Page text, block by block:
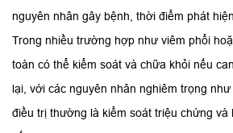
nguyên nhân gây bệnh, thời điểm phát
Trong nhiều trường hợp như viêm phổi
toàn có thể kiểm soát và chữa khỏi nếu
lại, với các nguyên nhân nghiêm trọng
điều trị thường là kiểm soát triệu chứng và